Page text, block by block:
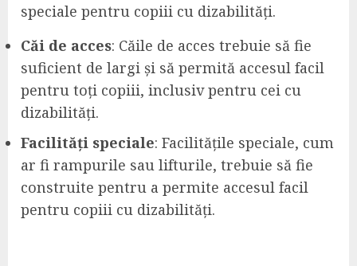
speciale pentru copiii cu dizabilități.
Căi de acces: Căile de acces trebuie să fie
suficient de largi și să permită accesul facil
pentru toți copiii, inclusiv pentru cei cu
dizabilități.
Facilități speciale: Facilitățile speciale, cum
ar fi rampurile sau lifturile, trebuie să fie
construite pentru a permite accesul facil
pentru copiii cu dizabilități.